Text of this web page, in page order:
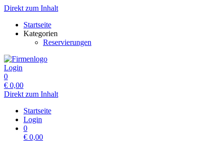
Direkt zum Inhalt
Startseite
Kategorien
Reservierungen
Login
0
€ 0,00
Direkt zum Inhalt
Startseite
Login
0
€ 0,00